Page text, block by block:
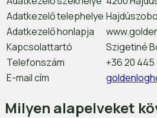
Adatkezelő telephelye
Adatkezelő honlapja
Kapcsolattartó
Szigetiné
Telefonszám
+36 20 445
E-mail cím
Milyen alapelveket